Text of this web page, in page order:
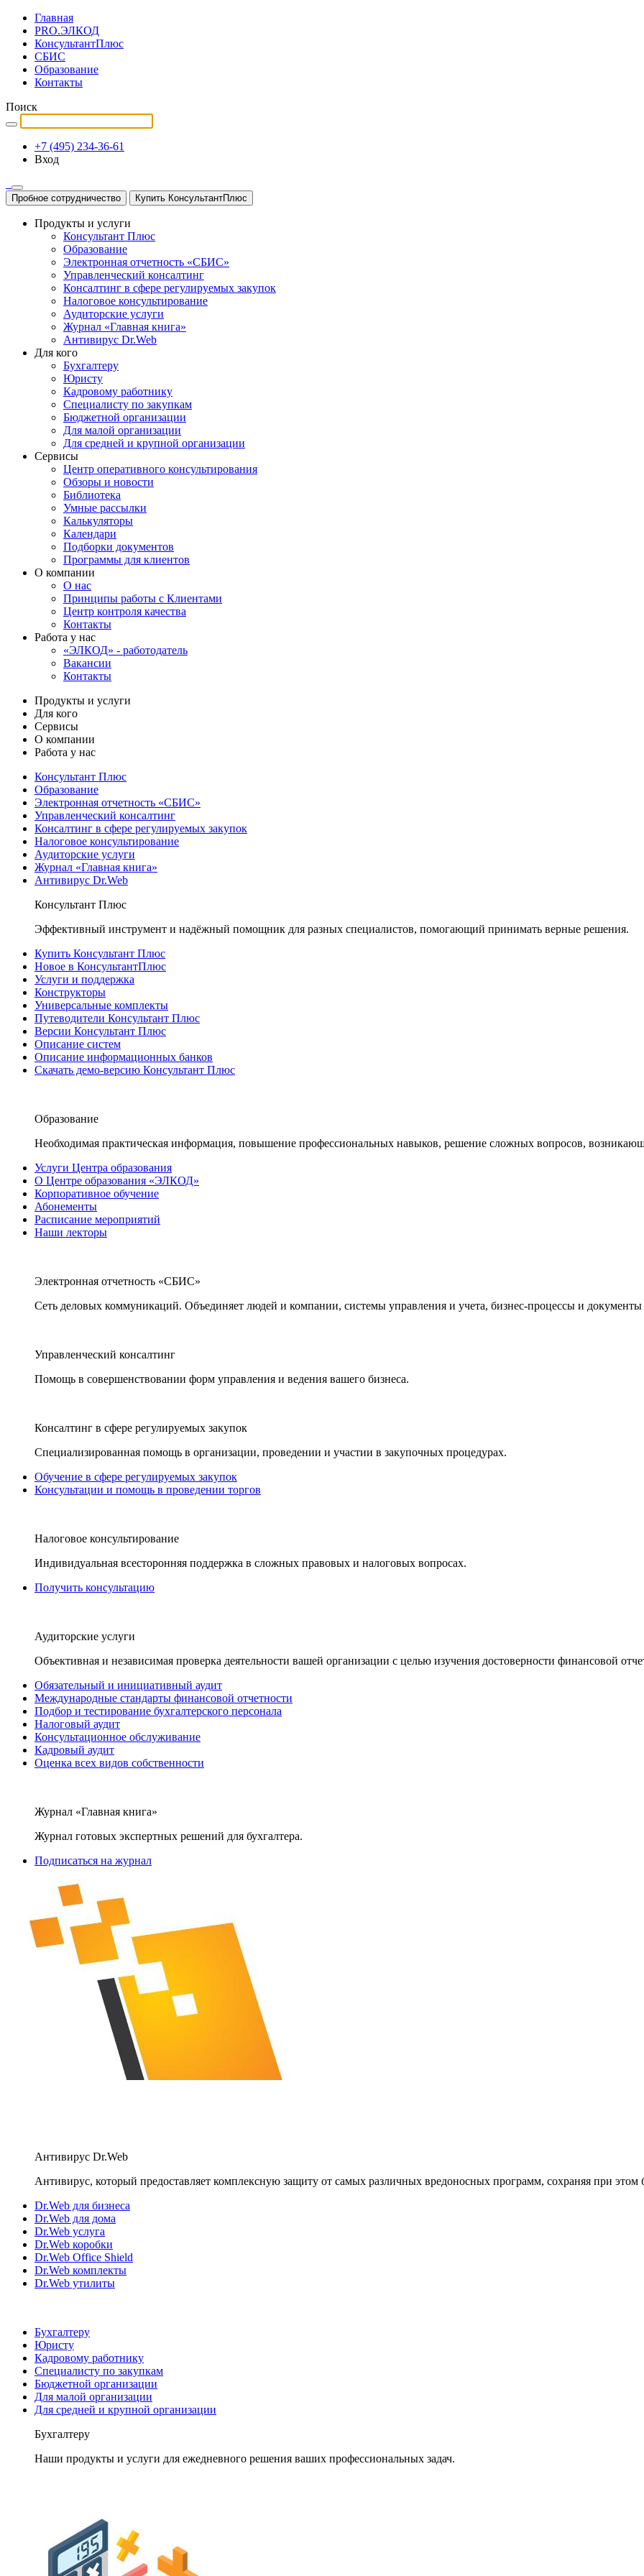
Главная
PRO.ЭЛКОД
КонсультантПлюс
СБИС
Образование
Контакты
Поиск
+7 (495) 234-36-61
Вход
Пробное сотрудничество Купить КонсультантПлюс
Продукты и услуги
Консультант Плюс
Образование
Электронная отчетность «СБИС»
Управленческий консалтинг
Консалтинг в сфере регулируемых закупок
Налоговое консультирование
Аудиторские услуги
Журнал «Главная книга»
Антивирус Dr.Web
Для кого
Бухгалтеру
Юристу
Кадровому работнику
Специалисту по закупкам
Бюджетной организации
Для малой организации
Для средней и крупной организации
Сервисы
Центр оперативного консультирования
Обзоры и новости
Библиотека
Умные рассылки
Калькуляторы
Календари
Подборки документов
Программы для клиентов
О компании
О нас
Принципы работы с Клиентами
Центр контроля качества
Контакты
Работа у нас
«ЭЛКОД» - работодатель
Вакансии
Контакты
Продукты и услуги
Для кого
Сервисы
О компании
Работа у нас
Консультант Плюс
Образование
Электронная отчетность «СБИС»
Управленческий консалтинг
Консалтинг в сфере регулируемых закупок
Налоговое консультирование
Аудиторские услуги
Журнал «Главная книга»
Антивирус Dr.Web
Консультант Плюс
Эффективный инструмент и надёжный помощник для разных специалистов, помогающий принимать верные решения.
Купить Консультант Плюс
Новое в КонсультантПлюс
Услуги и поддержка
Конструкторы
Универсальные комплекты
Путеводители Консультант Плюс
Версии Консультант Плюс
Описание систем
Описание информационных банков
Скачать демо-версию Консультант Плюс
Образование
Необходимая практическая информация, повышение профессиональных навыков, решение сложных вопросов,
Услуги Центра образования
О Центре образования «ЭЛКОД»
Корпоративное обучение
Абонементы
Расписание мероприятий
Наши лекторы
Электронная отчетность «СБИС»
Сеть деловых коммуникаций. Объединяет людей и компании, системы управления и учета, бизнес-процессы и документы
Управленческий консалтинг
Помощь в совершенствовании форм управления и ведения вашего бизнеса.
Консалтинг в сфере регулируемых закупок
Специализированная помощь в организации, проведении и участии в закупочных процедурах.
Обучение в сфере регулируемых закупок
Консультации и помощь в проведении торгов
Налоговое консультирование
Индивидуальная всесторонняя поддержка в сложных правовых и налоговых вопросах.
Получить консультацию
Аудиторские услуги
Объективная и независимая проверка деятельности вашей организации с целью изучения достоверности финансовой
Обязательный и инициативный аудит
Международные стандарты финансовой отчетности
Подбор и тестирование бухгалтерского персонала
Налоговый аудит
Консультационное обслуживание
Кадровый аудит
Оценка всех видов собственности
Журнал «Главная книга»
Журнал готовых экспертных решений для бухгалтера.
Подписаться на журнал
Антивирус Dr.Web
Антивирус, который предоставляет комплексную защиту от самых различных вредоносных программ, сохраняя при этом
Dr.Web для бизнеса
Dr.Web для дома
Dr.Web услуга
Dr.Web коробки
Dr.Web Office Shield
Dr.Web комплекты
Dr.Web утилиты
Бухгалтеру
Юристу
Кадровому работнику
Специалисту по закупкам
Бюджетной организации
Для малой организации
Для средней и крупной организации
Бухгалтеру
Наши продукты и услуги для ежедневного решения ваших профессиональных задач.